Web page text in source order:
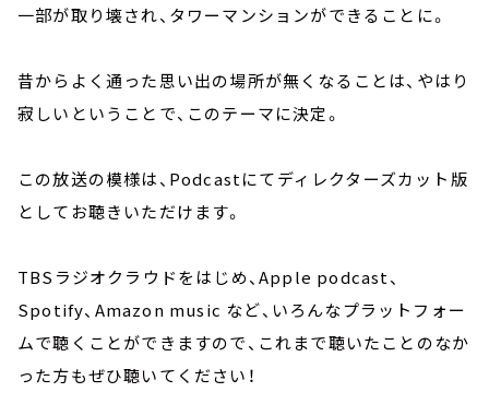
一部が取り壊され、タワーマンションができることに。
昔からよく通った思い出の場所が無くなることは、やはり
寂しいということで、このテーマに決定。
この放送の模様は、Podcastにてディレクターズカット版
としてお聴きいただけます。
TBSラジオクラウドをはじめ、Apple podcast、
Spotify、Amazon music など、いろんなプラットフォー
ムで聴くことができますので、これまで聴いたことのなか
った方もぜひ聴いてください！